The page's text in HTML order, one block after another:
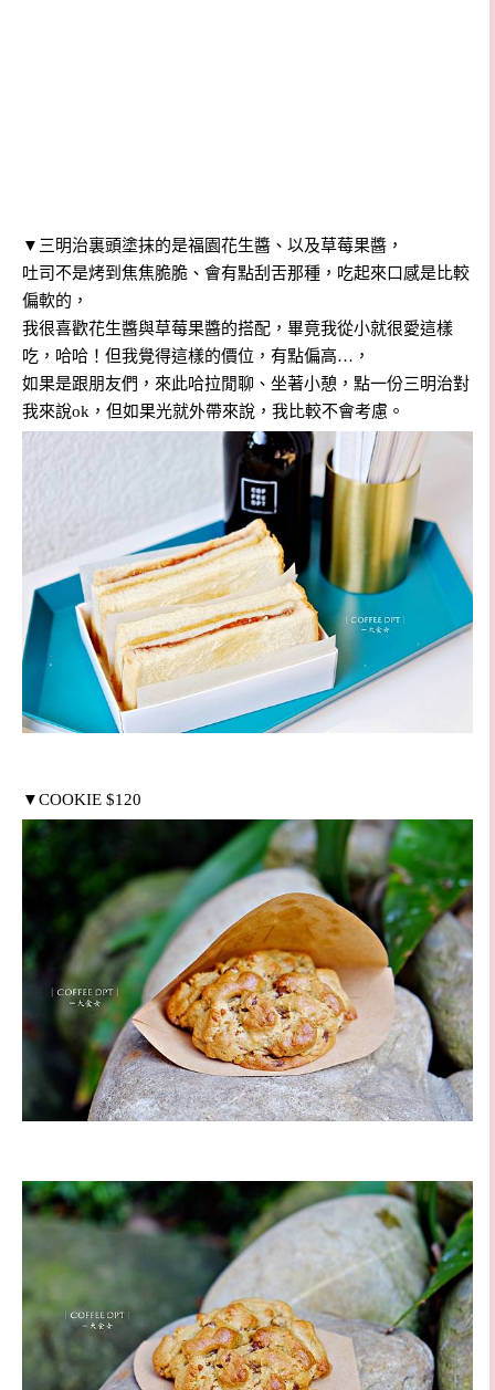
▼ 三明治裏頭塗抹的是福園花生醬、以及草莓果醬，
吐司不是烤到焦焦脆脆、會有點刮舌那種，吃起來口感是比較
偏軟的，
我很喜歡花生醬與草莓果醬的搭配，畢竟我從小就很愛這樣
吃，哈哈！但我覺得這樣的價位，有點偏高…，
如果是跟朋友們，來此哈拉閒聊、坐著小憩，點一份三明治對
我來說ok，但如果光就外帶來說，我比較不會考慮。
▼COOKIE $120